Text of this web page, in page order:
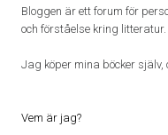
Bloggen är ett forum för
och förståelse kring litteratur.
Jag köper mina böcker
Vem är jag?